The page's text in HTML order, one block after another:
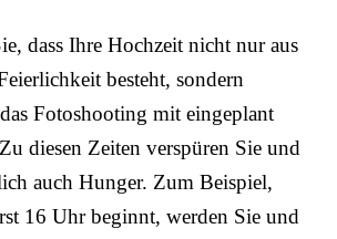
dass Ihre Hochzeit nicht nur aus
besteht, sondern
Fotoshooting mit eingeplant
diesen Zeiten verspüren Sie und
auch Hunger. Zum Beispiel,
16 Uhr beginnt, werden Sie und